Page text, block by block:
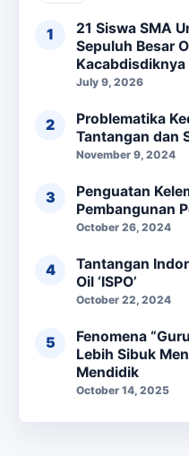
21 Siswa SMA
Sepuluh Besar
Kacabdisdiknya
July 9, 2026
Problematika
Tantangan dan
November 9, 2024
Penguatan
Pembangunan
October 26, 2024
Tantangan
Oil ‘ISPO’
October 22, 2024
Fenomena
Lebih Sibuk
Mendidik
October 14, 2025